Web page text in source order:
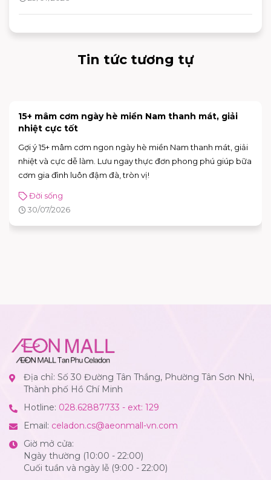
adidas chi nhánh phù hợp để mua sắm và trải nghiệm các
Tin tức tương tự
15+ mâm cơm ngày hè miền Nam thanh mát, giải
nhiệt cực tốt
Gợi ý 15+ mâm cơm ngon ngày hè miền Nam thanh mát, giải
nhiệt và cực dễ làm. Lưu ngay thực đơn phong phú giúp bữa
cơm gia đình luôn đậm đà, tròn vị!
Đời sống
30/07/2026
Địa chỉ: Số 30 Đường Tân Thắng, Phường Tân Sơn Nhì,
Thành phố Hồ Chí Minh
Hotline: 028.62887733 - ext: 129
Email: celadon.cs@aeonmall-vn.com
Giờ mở cửa:
Ngày thường (10:00 - 22:00)
Cuối tuần và ngày lễ (9:00 - 22:00)